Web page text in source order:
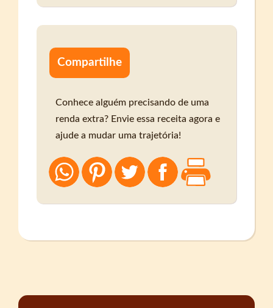
Compartilhe
Conhece alguém precisando de uma
renda extra? Envie essa receita agora e
ajude a mudar uma trajetória!